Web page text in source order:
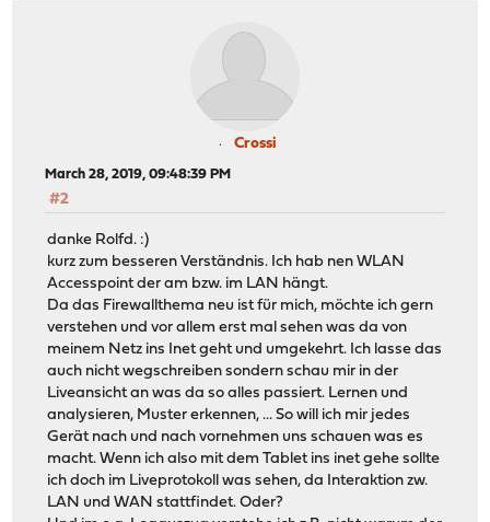
Crossi
March 28, 2019, 09:48:39 PM
#2
danke Rolfd. :)
kurz zum besseren Verständnis. Ich hab nen WLAN
Accesspoint der am bzw. im LAN hängt.
Da das Firewallthema neu ist für mich, möchte ich gern
verstehen und vor allem erst mal sehen was da von
meinem Netz ins Inet geht und umgekehrt. Ich lasse das
auch nicht wegschreiben sondern schau mir in der
Liveansicht an was da so alles passiert. Lernen und
analysieren, Muster erkennen, ... So will ich mir jedes
Gerät nach und nach vornehmen uns schauen was es
macht. Wenn ich also mit dem Tablet ins inet gehe sollte
ich doch im Liveprotokoll was sehen, da Interaktion zw.
LAN und WAN stattfindet. Oder?